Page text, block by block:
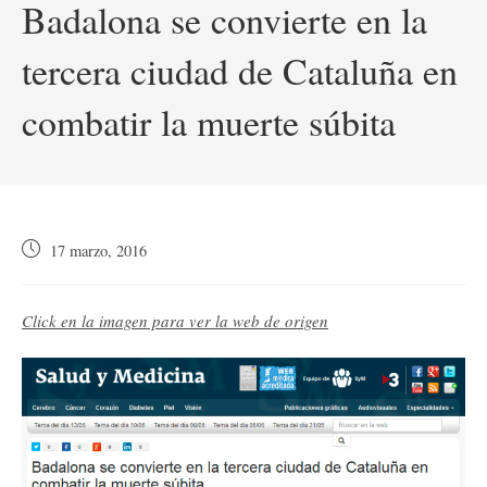
Badalona se convierte en la
tercera ciudad de Cataluña en
combatir la muerte súbita
Publicación
entrada:
17 marzo, 2016
Click en la imagen para ver la web de origen